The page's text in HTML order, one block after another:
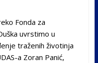
Fonda za
uvrstimo u
traženih životinja
a Zoran Panić,